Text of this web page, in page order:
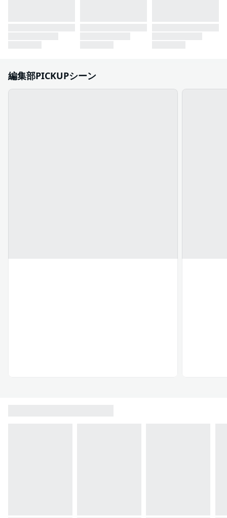
編集部PICKUPシーン